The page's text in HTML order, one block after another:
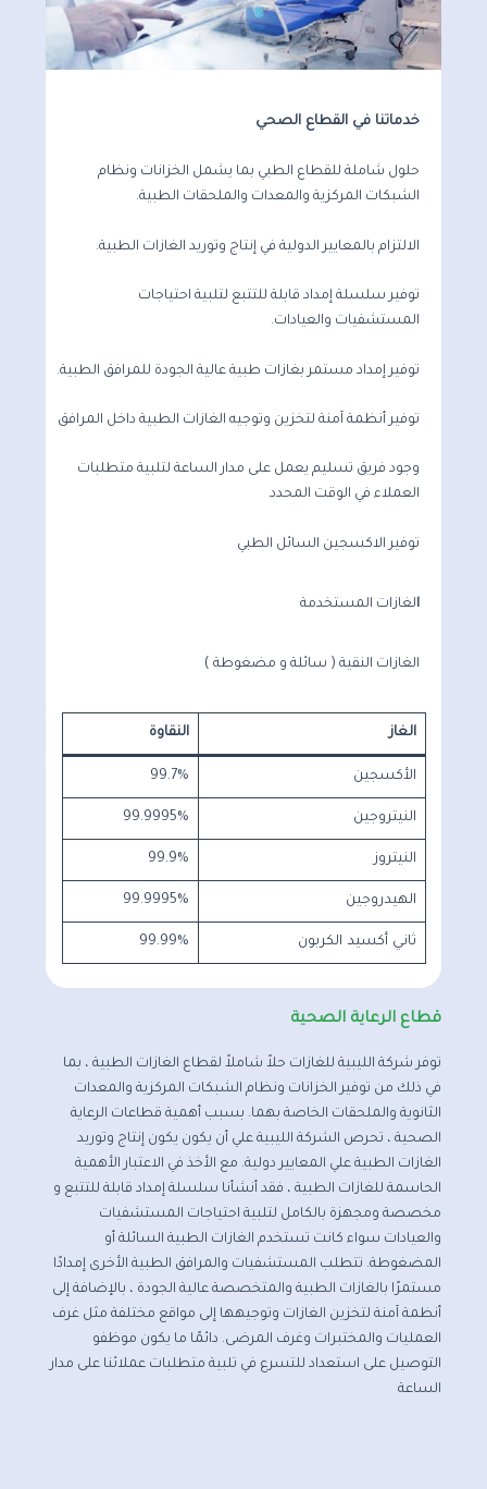
خدماتنا في القطاع الصحي
حلول شاملة للقطاع الطبي بما يشمل الخزانات ونظام
الشبكات المركزية والمعدات والملحقات الطبية.
الالتزام بالمعايير الدولية في إنتاج وتوريد الغازات الطبية.
توفير سلسلة إمداد قابلة للتتبع لتلبية احتياجات
المستشفيات والعيادات.
توفير إمداد مستمر بغازات طبية عالية الجودة للمرافق الطبية.
توفير أنظمة آمنة لتخزين وتوجيه الغازات الطبية داخل المرافق
وجود فريق تسليم يعمل على مدار الساعة لتلبية متطلبات
العملاء في الوقت المحدد
توفير الاكسجين السائل الطبي
الغازات المستخدمة
الغازات النقية ( سائلة و مضغوطة )
الغاز النقاوة
الأكسجين 99.7%
النيتروجين 99.9995%
النيتروز 99.9%
الهيدروجين 99.9995%
ثاني أكسيد الكربون 99.99%
قطاع الرعاية الصحية
توفر شركة الليبية للغازات حلاً شاملاً لقطاع الغازات الطبية ، بما
في ذلك من توفير الخزانات ونظام الشبكات المركزية والمعدات
الثانوية والملحقات الخاصة بهما. بسبب أهمية قطاعات الرعاية
الصحية ، تحرص الشركة الليبية علي أن يكون يكون إنتاج وتوريد
الغازات الطبية علي المعايير دولية. مع الأخذ في الاعتبار الأهمية
الحاسمة للغازات الطبية ، فقد أنشأنا سلسلة إمداد قابلة للتتبع و
مخصصة ومجهزة بالكامل لتلبية احتياجات المستشفيات
والعيادات سواء كانت تستخدم الغازات الطبية السائلة أو
المضغوطة. تتطلب المستشفيات والمرافق الطبية الأخرى إمدادًا
مستمرًا بالغازات الطبية والمتخصصة عالية الجودة ، بالإضافة إلى
أنظمة آمنة لتخزين الغازات وتوجيهها إلى مواقع مختلفة مثل غرف
العمليات والمختبرات وغرف المرضى. دائمًا ما يكون موظفو
التوصيل على استعداد للتسرع في تلبية متطلبات عملائنا على مدار
الساعة